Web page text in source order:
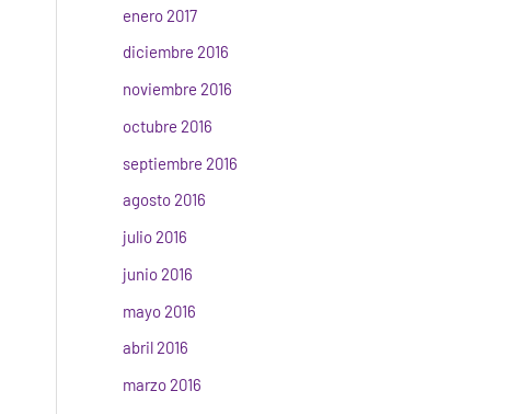
enero 2017
diciembre 2016
noviembre 2016
octubre 2016
septiembre 2016
agosto 2016
julio 2016
junio 2016
mayo 2016
abril 2016
marzo 2016